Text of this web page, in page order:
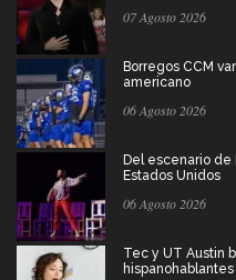
07 Agosto 2026
Borregos CCM
americano
06 Agosto 2026
Del escenario de
Estados Unidos
06 Agosto 2026
Tec y UT Austin